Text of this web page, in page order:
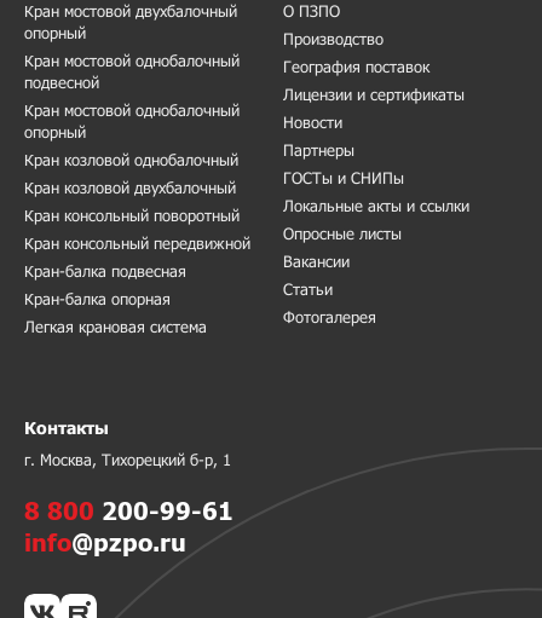
Кран мостовой двухбалочный
опорный
Кран мостовой однобалочный
подвесной
Кран мостовой однобалочный
опорный
Кран козловой однобалочный
Кран козловой двухбалочный
Кран консольный поворотный
Кран консольный передвижной
Кран-балка подвесная
Кран-балка опорная
Легкая крановая система
О ПЗПО
Производство
География поставок
Лицензии и сертификаты
Новости
Партнеры
ГОСТы и СНИПы
Локальные акты и ссылки
Опросные листы
Вакансии
Статьи
Фотогалерея
Контакты
г. Москва, Тихорецкий б-р, 1
8 800 200-99-61
info@pzpo.ru